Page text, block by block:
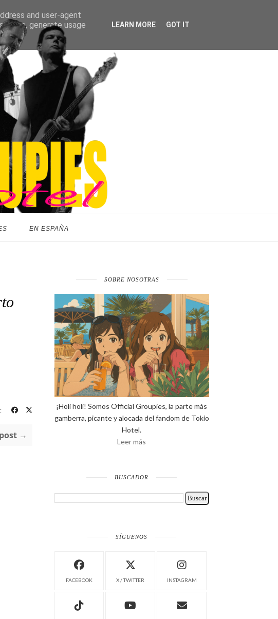
EN ESPAÑA
→
SOBRE NOSOTRAS
¡Holi holi! Somos Official Groupies, la parte más
gamberra, picante y alocada del fandom de Tokio
Hotel.
Leer más
BUSCADOR
SÍGUENOS
FACEBOOK X / TWITTER INSTAGRAM
and user-agent
generate usage
LEARN MORE GOT IT